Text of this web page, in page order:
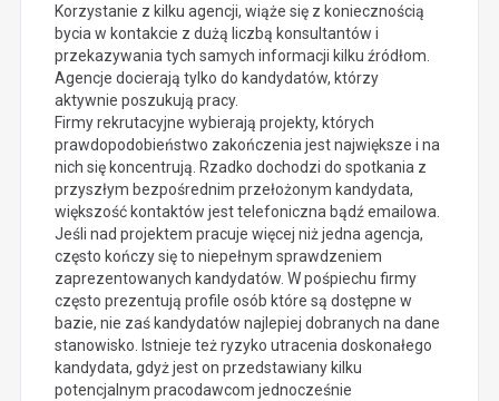
Korzystanie z kilku agencji, wiąże się z koniecznością
bycia w kontakcie z dużą liczbą konsultantów i
przekazywania tych samych informacji kilku źródłom.
Agencje docierają tylko do kandydatów, którzy
aktywnie poszukują pracy.
Firmy rekrutacyjne wybierają projekty, których
prawdopodobieństwo zakończenia jest największe i na
nich się koncentrują. Rzadko dochodzi do spotkania z
przyszłym bezpośrednim przełożonym kandydata,
większość kontaktów jest telefoniczna bądź emailowa.
Jeśli nad projektem pracuje więcej niż jedna agencja,
często kończy się to niepełnym sprawdzeniem
zaprezentowanych kandydatów. W pośpiechu firmy
często prezentują profile osób które są dostępne w
bazie, nie zaś kandydatów najlepiej dobranych na dane
stanowisko. Istnieje też ryzyko utracenia doskonałego
kandydata, gdyż jest on przedstawiany kilku
potencjalnym pracodawcom jednocześnie